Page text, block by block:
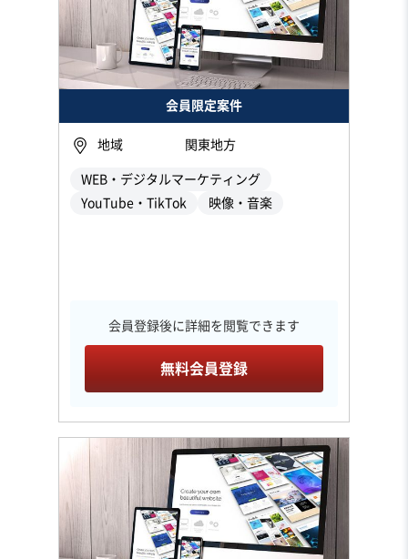
会員限定案件
地域 関東地方
WEB・デジタルマーケティング
YouTube・TikTok
映像・音楽
会員登録後に詳細を閲覧できます
無料会員登録